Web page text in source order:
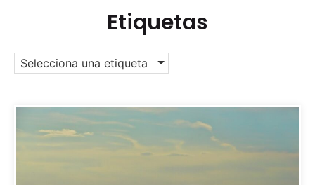
Etiquetas
Selecciona una etiqueta